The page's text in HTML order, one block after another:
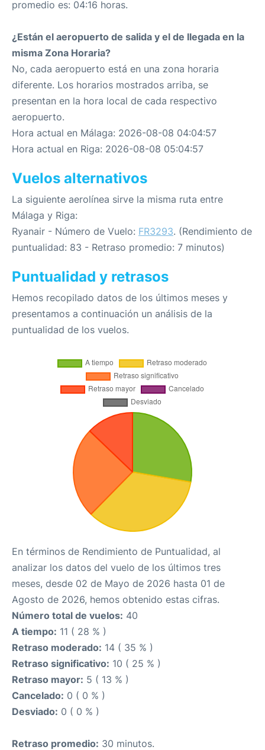
promedio es: 04:16 horas.
¿Están el aeropuerto de salida y el de llegada en la
misma Zona Horaria?
No, cada aeropuerto está en una zona horaria
diferente. Los horarios mostrados arriba, se
presentan en la hora local de cada respectivo
aeropuerto.
Hora actual en Málaga: 2026-08-08 04:04:57
Hora actual en Riga: 2026-08-08 05:04:57
Vuelos alternativos
La siguiente aerolínea sirve la misma ruta entre
Málaga y Riga:
Ryanair - Número de Vuelo: FR3293. (Rendimiento de
puntualidad: 83 - Retraso promedio: 7 minutos)
Puntualidad y retrasos
Hemos recopilado datos de los últimos meses y
presentamos a continuación un análisis de la
puntualidad de los vuelos.
En términos de Rendimiento de Puntualidad, al
analizar los datos del vuelo de los últimos tres
meses, desde 02 de Mayo de 2026 hasta 01 de
Agosto de 2026, hemos obtenido estas cifras.
Número total de vuelos: 40
A tiempo: 11 ( 28 % )
Retraso moderado: 14 ( 35 % )
Retraso significativo: 10 ( 25 % )
Retraso mayor: 5 ( 13 % )
Cancelado: 0 ( 0 % )
Desviado: 0 ( 0 % )
Retraso promedio: 30 minutos.